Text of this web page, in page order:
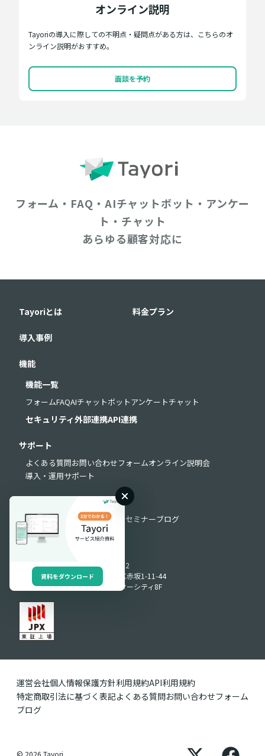
オンライン説明
Tayoriの導入に際しての不明点・疑問点がある方は、こちらのオ
ンライン説明がおすすめ。
面談を予約
フォーム・FAQ・AIチャットボット・アンケー
ト・チャット
あらゆる顧客対応に
Tayoriとは 料金プラン
導入事例
機能
機能一覧
フォームFAQAIチャットボットアンケートチャット
セキュリティ外部連携API連携
サポート
よくある質問お問い合わせフォームオンライン説明会
導入・運用サポート
お役立ち資料 動画ライブラリ セミナーブログ
Produced by
〒107-0052
東京都港区赤坂1-11-44
赤坂インターシティ8F
運営会社個人情報保護方針利用規約API利用規約
特定商取引法に基づく表記よくある質問お問い合わせフォーム
ブログ
© 2026 Tayori
資料をダウンロード